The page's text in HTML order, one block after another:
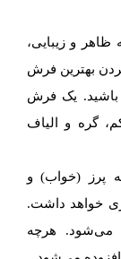
و زیبایی،
بهترین فرش
باشید. یک فرش
گره و الیاف
پرز (خواب) و
خواهد داشت.
می‌شود. هرچه